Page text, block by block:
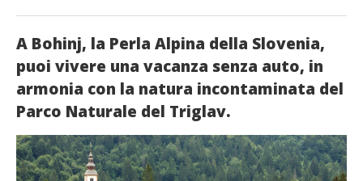
Partner
Contatti
Italiano
German
English
Spanish
ecohotel
rassegna stampa
A Bohinj, la Perla Alpina della Slovenia,
puoi vivere una vacanza senza auto, in
armonia con la natura incontaminata del
Parco Naturale del Triglav.